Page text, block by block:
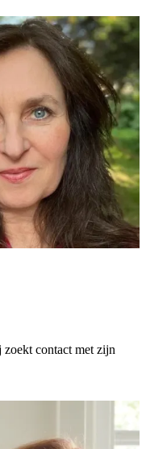
contact met zijn